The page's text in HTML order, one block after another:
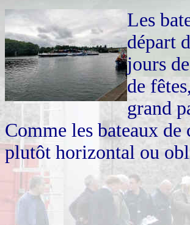
Les
départ
jours
de
grand
Comme les bateaux
plutôt horizontal ou